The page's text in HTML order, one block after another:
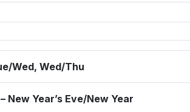
Wed, Wed/Thu
New Year’s Eve/New Year